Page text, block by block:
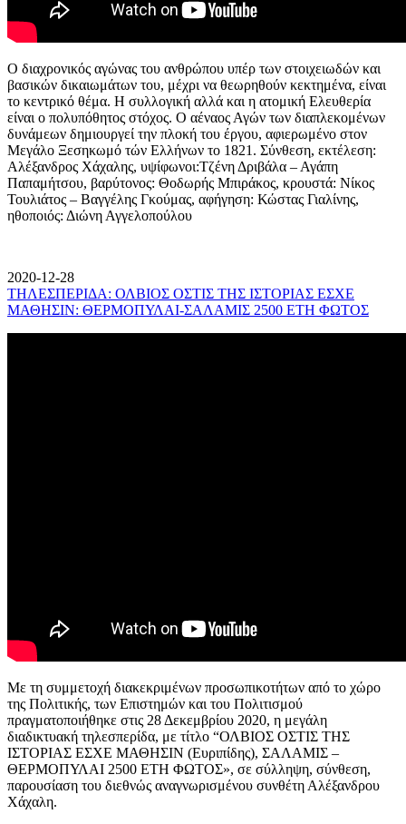
Ο διαχρονικός αγώνας του ανθρώπου υπέρ των στοιχειωδών και
βασικών δικαιωμάτων του, μέχρι να θεωρηθούν κεκτημένα, είναι
το κεντρικό θέμα. Η συλλογική αλλά και η ατομική Ελευθερία
είναι ο πολυπόθητος στόχος. Ο αέναος Αγών των διαπλεκομένων
δυνάμεων δημιουργεί την πλοκή του έργου, αφιερωμένο στον
Μεγάλο Ξεσηκωμό τών Ελλήνων το 1821. Σύνθεση, εκτέλεση:
Αλέξανδρος Χάχαλης, υψίφωνοι:Τζένη Δριβάλα – Αγάπη
Παπαμήτσου, βαρύτονος: Θοδωρής Μπιράκος, κρουστά: Νίκος
Τουλιάτος – Βαγγέλης Γκούμας, αφήγηση: Κώστας Γιαλίνης,
ηθοποιός: Διώνη Αγγελοπούλου
2020-12-28
ΤΗΛΕΣΠΕΡΙΔΑ: ΟΛΒΙΟΣ ΟΣΤΙΣ ΤΗΣ ΙΣΤΟΡΙΑΣ ΕΣΧΕ
ΜΑΘΗΣΙΝ: ΘΕΡΜΟΠΥΛΑΙ-ΣΑΛΑΜΙΣ 2500 ΕΤΗ ΦΩΤΟΣ
Με τη συμμετοχή διακεκριμένων προσωπικοτήτων από το χώρο
της Πολιτικής, των Επιστημών και του Πολιτισμού
πραγματοποιήθηκε στις 28 Δεκεμβρίου 2020, η μεγάλη
διαδικτυακή τηλεσπερίδα, με τίτλο “ΟΛΒΙΟΣ ΟΣΤΙΣ ΤΗΣ
ΙΣΤΟΡΙΑΣ ΕΣΧΕ ΜΑΘΗΣΙΝ (Ευριπίδης), ΣΑΛΑΜΙΣ –
ΘΕΡΜΟΠΥΛΑΙ 2500 ΕΤΗ ΦΩΤΟΣ», σε σύλληψη, σύνθεση,
παρουσίαση του διεθνώς αναγνωρισμένου συνθέτη Αλέξανδρου
Χάχαλη.